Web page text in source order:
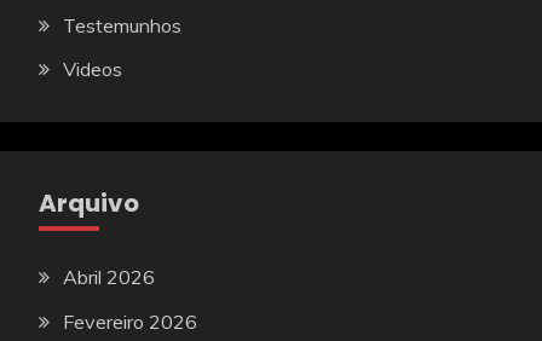
Testemunhos
Videos
Arquivo
Abril 2026
Fevereiro 2026